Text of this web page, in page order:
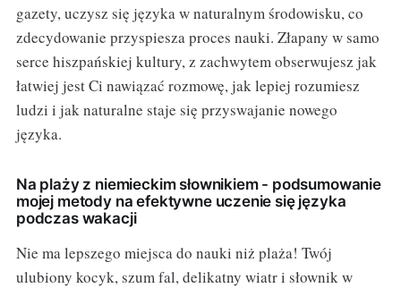
gazety, uczysz się języka w naturalnym środowisku, co
zdecydowanie przyspiesza proces nauki. Złapany w samo
serce hiszpańskiej kultury, z zachwytem obserwujesz jak
łatwiej jest Ci nawiązać rozmowę, jak lepiej rozumiesz
ludzi i jak naturalne staje się przyswajanie nowego
języka.
Na plaży z niemieckim słownikiem - podsumowanie
mojej metody na efektywne uczenie się języka
podczas wakacji
Nie ma lepszego miejsca do nauki niż plaża! Twój
ulubiony kocyk, szum fal, delikatny wiatr i słownik w